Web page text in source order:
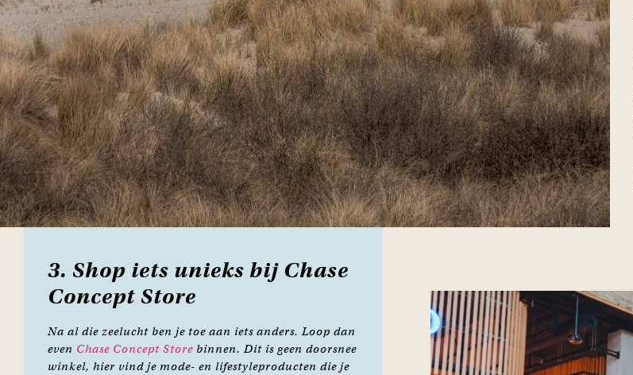
3. Shop iets unieks bij Chase
Concept Store
Na al die zeelucht ben je toe aan iets anders. Loop dan
even Chase Concept Store binnen. Dit is geen doorsnee
winkel, hier vind je mode- en lifestyleproducten die je